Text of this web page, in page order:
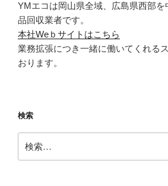
YMエコは岡山県全域、広島県西部を
品回収業者です。
本社Weｂサイトはこちら
業務拡張につき一緒に働いてくれる
おります。
検索
索: